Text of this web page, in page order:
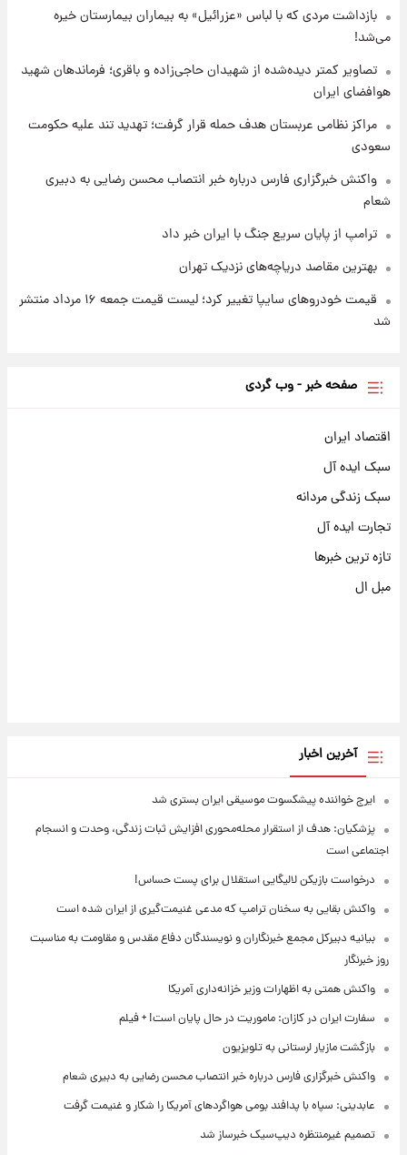
شارژ جدید کالابرگ برای سه دهک؛ جزئیات اعلام
بازداشت مردی که با لباس «عزرائیل» به بیماران بیمارستان خیره
می‌شد!
تصاویر کمتر دیده‌شده از شهیدان حاجی‌زاده و باقری؛ فرماندهان شهید
هوافضای ایران
مراکز نظامی عربستان هدف حمله قرار گرفت؛ تهدید تند علیه حکومت
سعودی
واکنش خبرگزاری فارس درباره خبر انتصاب محسن رضایی به دبیری
شعام
ترامپ از پایان سریع جنگ با ایران خبر داد
بهترین مقاصد دریاچه‌های نزدیک تهران
قیمت خودروهای سایپا تغییر کرد؛ لیست قیمت جمعه ۱۶ مرداد منتشر
شد
صفحه خبر - وب گردی
اقتصاد ایران
سبک ایده آل
سبک زندگی مردانه
تجارت ایده آل
تازه ترین خبرها
مبل ال
آخرین اخبار
ایرج خواننده پیشکسوت موسیقی ایران بستری شد
پزشکیان: هدف از استقرار محله‌محوری افزایش ثبات زندگی، وحدت و انسجام
اجتماعی است
درخواست بازیکن لالیگایی استقلال برای پست حساس!
واکنش بقایی به سخنان ترامپ که مدعی غنیمت‌گیری از ایران شده است
بیانیه دبیرکل مجمع خبرنگاران و نویسندگان دفاع مقدس و مقاومت به مناسبت
روز خبرنگار
واکنش همتی به اظهارات وزیر خزانه‌داری آمریکا
سفارت ایران در کازان: ماموریت در حال پایان است! + فیلم
بازگشت مازیار لرستانی به تلویزیون
واکنش خبرگزاری فارس درباره خبر انتصاب محسن رضایی به دبیری شعام
عابدینی: سپاه با پدافند بومی هواگردهای آمریکا را شکار و غنیمت گرفت
تصمیم غیرمنتظره دیپ‌سیک خبرساز شد